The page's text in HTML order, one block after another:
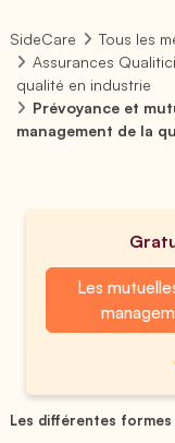
SideCare
Tous les
Assurances
qualité en industrie
Prévoyance et
management de la
Les
Les différentes formes